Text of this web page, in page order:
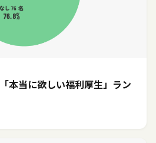
本当に欲しい福利厚生」ラン